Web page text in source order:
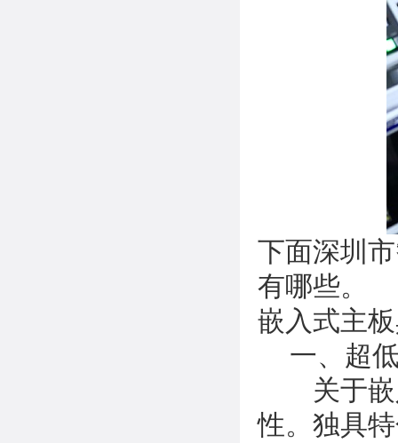
下面深圳
有哪些。
嵌入式主
一、超
关于嵌入
性。独具